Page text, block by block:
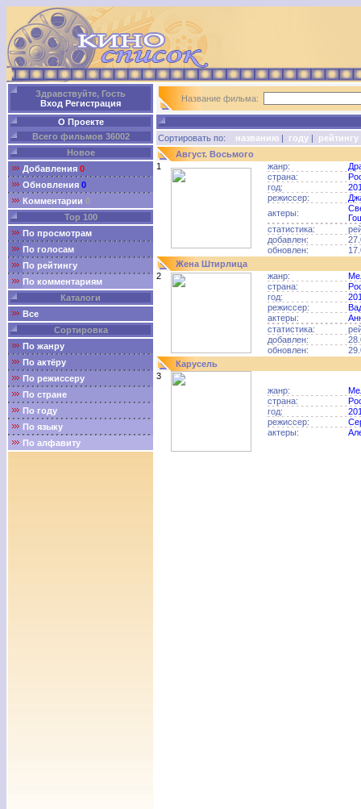
Здравствуйте, Гость
Вход Регистрация
О Проекте
Всего фильмов 36002
Новое
Добавления 0
Обновления 0
Комментарии 0
Top 100
По просмотрам
По голосам
По рейтингу
По комментариям
Каталоги
Все
Сортировка
По жанру
По актёру
По режиссеру
По стране
По году
По языку
По алфавиту
Название фильма:
Сортировать по: названию | году | рейтингу
Август. Восьмого
1
жанр:
страна:
год:
режиссер:
актеры:
статистика:
добавлен:
обновлен:
Жена Штирлица
2
жанр:
страна:
год:
режиссер:
актеры:
статистика:
добавлен:
обновлен:
Карусель
3
жанр:
страна:
год:
режиссер:
актеры: